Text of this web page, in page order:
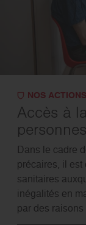
NOS
Accès à
Dans le cadre
précaires, il
sanitaires
inégalités en
par des